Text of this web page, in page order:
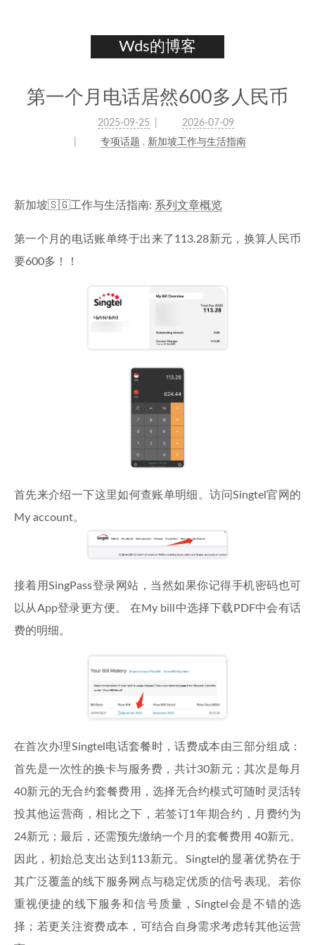
Wds的博客
第一个月电话居然600多人民币
2025-09-25
2026-07-09
专项话题 , 新加坡工作与生活指南
新加坡🇸🇬工作与生活指南: 系列文章概览
第一个月的电话账单终于出来了113.28新元，换算人民币
要600多！！
首先来介绍一下这里如何查账单明细。访问Singtel官网的
My account。
接着用SingPass登录网站，当然如果你记得手机密码也可
以从App登录更方便。 在My bill中选择下载PDF中会有话
费的明细。
在首次办理Singtel电话套餐时，话费成本由三部分组成：
首先是一次性的换卡与服务费，共计30新元；其次是每月
40新元的无合约套餐费用，选择无合约模式可随时灵活转
投其他运营商，相比之下，若签订1年期合约，月费约为
24新元；最后，还需预先缴纳一个月的套餐费用 40新元。
因此，初始总支出达到113新元。Singtel的显著优势在于
其广泛覆盖的线下服务网点与稳定优质的信号表现。若你
重视便捷的线下服务和信号质量，Singtel会是不错的选
择；若更关注资费成本，可结合自身需求考虑转其他运营